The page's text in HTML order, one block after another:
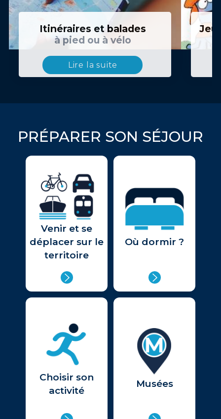
Itinéraires et balades
à pied ou à vélo
Lire la suite
PRÉPARER SON SÉJOUR
Venir et se
déplacer sur le
territoire
Où dormir ?
Choisir son
activité
Musées